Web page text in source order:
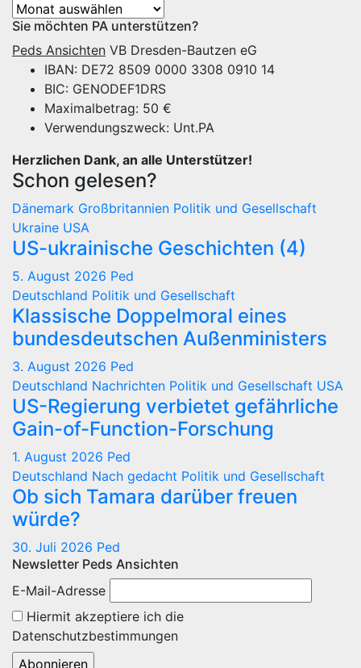
Archiv
Sie möchten PA unterstützen?
Peds Ansichten VB Dresden-Bautzen eG
IBAN: DE72 8509 0000 3308 0910 14
BIC: GENODEF1DRS
Maximalbetrag: 50 €
Verwendungszweck: Unt.PA
Herzlichen Dank, an alle Unterstützer!
Schon gelesen?
Dänemark Großbritannien Politik und Gesellschaft
Ukraine USA
US-ukrainische Geschichten (4)
5. August 2026 Ped
Deutschland Politik und Gesellschaft
Klassische Doppelmoral eines
bundesdeutschen Außenministers
3. August 2026 Ped
Deutschland Nachrichten Politik und Gesellschaft USA
US-Regierung verbietet gefährliche
Gain-of-Function-Forschung
1. August 2026 Ped
Deutschland Nach gedacht Politik und Gesellschaft
Ob sich Tamara darüber freuen
würde?
30. Juli 2026 Ped
Newsletter Peds Ansichten
E-Mail-Adresse
Hiermit akzeptiere ich die
Datenschutzbestimmungen